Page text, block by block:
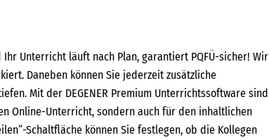
Ihr Unterricht läuft nach Plan, garantiert PQFÜ-sicher! Wir
Daneben können Sie jederzeit zusätzliche
Mit der DEGENER Premium Unterrichtssoftware sind
Online-Unterricht, sondern auch für den inhaltlichen
Schaltfläche können Sie festlegen, ob die Kollegen